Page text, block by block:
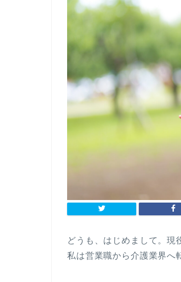
どうも、はじめまして。現
私は営業職から介護業界へ